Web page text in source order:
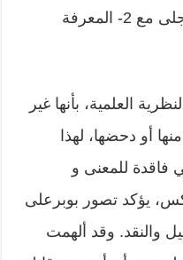
غير المعرفة( الحدسية ) كما تتجلى مع 2- المعرفة
العلمية، بأنها غير
أو دحضها، لهذا
فاقدة للمعنى و
يؤكد تصور بوبرعلى
والنقد. وقد ألهمت